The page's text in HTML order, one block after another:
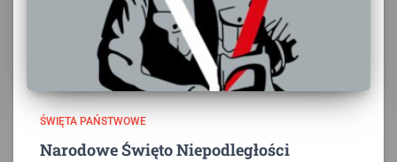
ŚWIĘTA PAŃSTWOWE
Narodowe Święto Niepodległości